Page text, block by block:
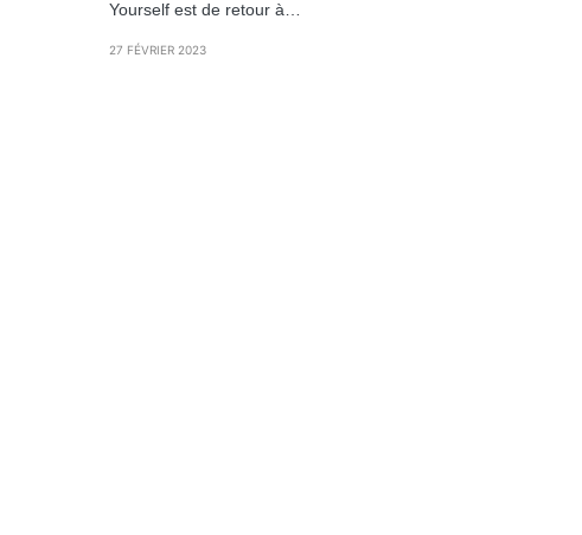
Yourself est de retour à…
27 FÉVRIER 2023